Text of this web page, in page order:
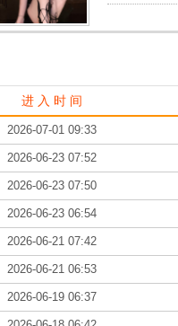
进 入 时 间
2026-07-01 09:33
2026-06-23 07:52
2026-06-23 07:50
2026-06-23 06:54
2026-06-21 07:42
2026-06-21 06:53
2026-06-19 06:37